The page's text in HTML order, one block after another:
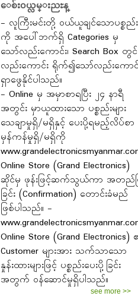
ေစ်း၀ယ္လမ္းညႊန္
- လူကြီးမင်းတို့ ဝယ်ယူချင်သောပစ္စည်း
ကို အပေါ်ဘက်ရှိ Categories မှ
သော်လည်းကောင်း၊ Search Box တွင်
လည်းကောင်း ရိုက်၍သော်လည်းကောင်
ရှာဖွေနိုင်ပါသည်။
- Online မှ အမှာစာရပြီး ၂၄ နာရီ
အတွင်း မှာယူထားသော ပစ္စည်းများ
သေချာမှုရှိ/မရှိနှင့် ပေးပို့ရမည့်လိပ်စာ
မှန်ကန်မှုရှိ/မရှိကို
Online Store (Grand Electronics)
ဆိုင်မှ ဖုန်းဖြင့်ဆက်သွယ်ကာ အတည်
ခြင်း (Confirmation) တောင်းခံမည်
ဖြစ်ပါသည်။ -
Online Store (Grand Electronics)
Customer များအား သက်သာသော
နှုန်းထားများဖြင့် ပစ္စည်းပေးပို့ခြင်း
အတွက် ဝန်ဆောင်မှုရှိပါသည်။
see more >>